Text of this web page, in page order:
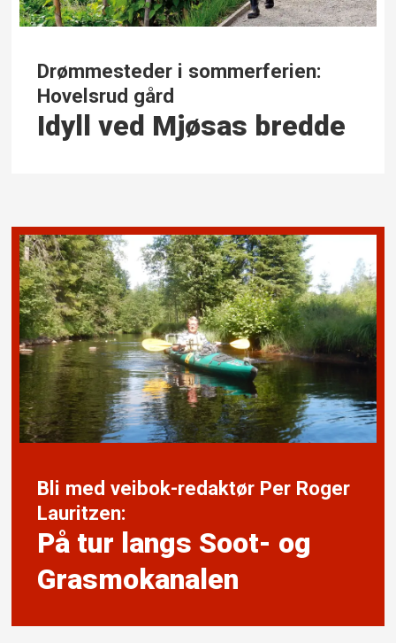
Drømmesteder i sommerferien:
Hovelsrud gård
Idyll ved Mjøsas bredde
Bli med veibok-redaktør Per Roger
Lauritzen:
På tur langs Soot- og
Grasmokanalen